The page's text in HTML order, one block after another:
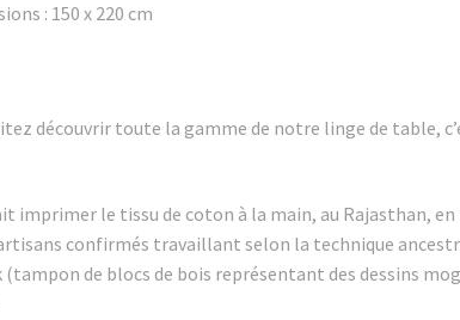
: 150 x 220 cm
découvrir toute la gamme de notre linge de table,
imprimer le tissu de coton à la main, au Rajasthan, en
confirmés travaillant selon la technique
(tampon de blocs de bois représentant des dessins